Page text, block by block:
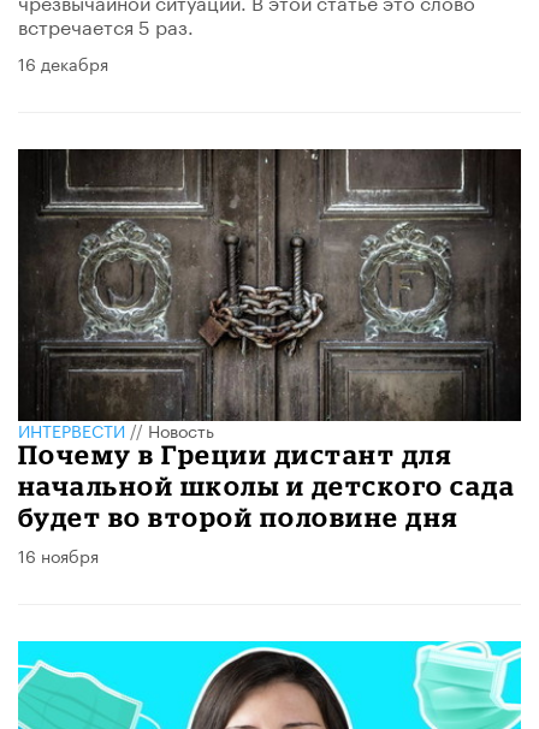
встречается 5 раз.
16 декабря
ИНТЕРВЕСТИ//Новость
Почему в Греции дистант для
начальной школы и детского сада
будет во второй половине дня
16 ноября